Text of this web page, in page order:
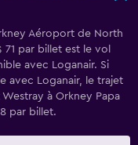
Aéroport de North
71 par billet est le vol
avec Loganair. Si
avec Loganair, le trajet
à Orkney Papa
par billet.